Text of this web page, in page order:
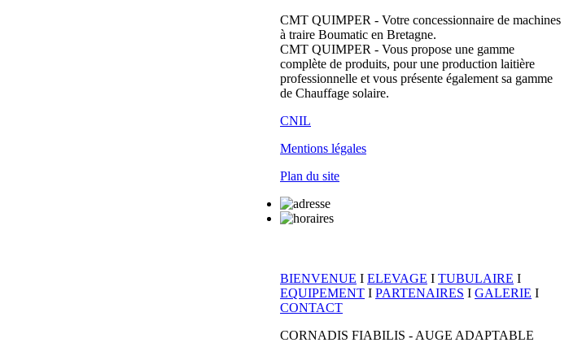
CMT QUIMPER - Votre concessionnaire de machines
à traire Boumatic en Bretagne.
CMT QUIMPER - Vous propose une gamme
complète de produits, pour une production laitière
professionnelle et vous présente également sa gamme
de Chauffage solaire.
CNIL
Mentions légales
Plan du site
BIENVENUE I ELEVAGE I TUBULAIRE I
EQUIPEMENT I PARTENAIRES I GALERIE I
CONTACT
CORNADIS FIABILIS - AUGE ADAPTABLE